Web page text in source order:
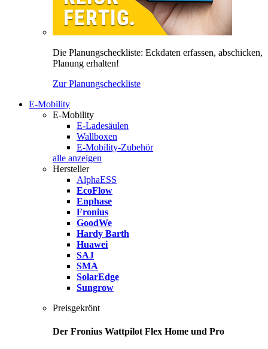
Die Planungscheckliste: Eckdaten erfassen, abschicken,
Planung erhalten!
Zur Planungscheckliste
E-Mobility
E-Mobility
E-Ladesäulen
Wallboxen
E-Mobility-Zubehör
alle anzeigen
Hersteller
AlphaESS
EcoFlow
Enphase
Fronius
GoodWe
Hardy Barth
Huawei
SAJ
SMA
SolarEdge
Sungrow
Preisgekrönt
Der Fronius Wattpilot Flex Home und Pro